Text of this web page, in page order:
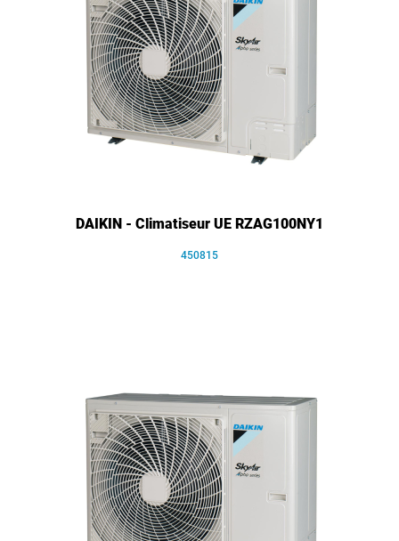
DAIKIN - Climatiseur UE RZAG100NY1
450815